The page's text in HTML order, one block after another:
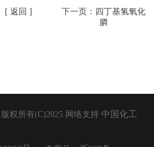
[ 返回 ] 下一页： 四丁基氢氧化
膦
版权所有(C)2025网络支持 中国化工